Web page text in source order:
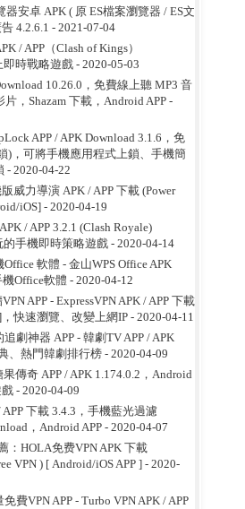
器安卓 APK ( 原 ES檔案瀏覽器 / ES文
4.2.6.1 - 2021-07-04
/ APP（Clash of Kings）
即時戰略遊戲- 2020-05-03
10.26.0，免費線上聽 MP3 音
，Shazam 下載，Android APP-
APP / APK Download 3.1.6，免
)，可將手機應用程式上鎖、手機簡
- 2020-04-22
威力導演 APK / APP 下載 (Power
iOS]- 2020-04-19
/ APP 3.2.1 (Clash Royale)
手機即時策略遊戲- 2020-04-14
Office 軟體 - 金山WPS Office APK
Office軟體 - 2020-04-12
APP - ExpressVPN APK / APP 下載
快速瀏覽、改變上網IP- 2020-04-11
劇神器 APP - 韓劇TV APP / APK
、熱門韓劇排行榜- 2020-04-09
果傳奇 APP / APK 1.174.0.2，Android
- 2020-04-09
下載 3.4.3，手機藍光過濾
，Android APP- 2020-04-07
：HOLA免费VPN APK 下載
VPN ) [ Android/iOS APP ]- 2020-
費VPN APP - Turbo VPN APK / APP